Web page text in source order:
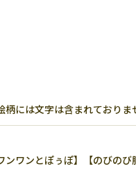
には文字は含まれておりま
ワンとぽぅぽ】【のびのび